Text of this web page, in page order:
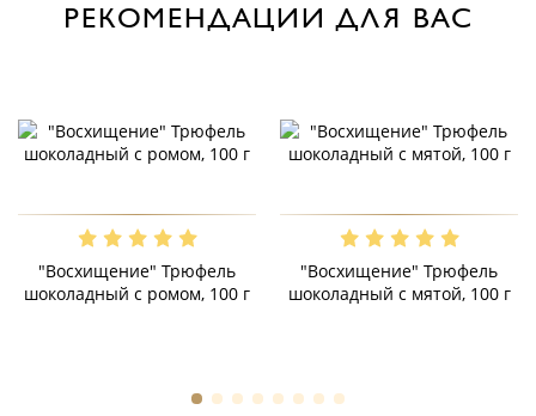
РЕКОМЕНДАЦИИ ДЛЯ ВАС
"Восхищение" Трюфель
шоколадный с ромом, 100 г
"Восхищение" Трюфель
шоколадный с мятой, 100 г